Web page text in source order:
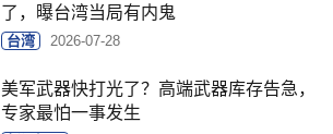
了，曝台湾当局有内鬼
台湾 2026-07-28
美军武器快打光了？高端武器库存告急，
专家最怕一事发生